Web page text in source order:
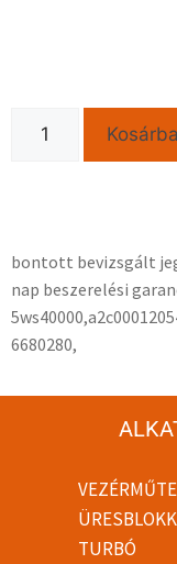
bontott bevizsgált
nap beszerelési
6680280,
ÜRESBLOKK
TURBÓ